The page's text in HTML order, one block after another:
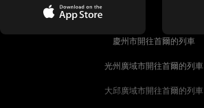
慶州市開往首爾的列車
光州廣域市開往首爾的列車
大邱廣域市開往首爾的列車